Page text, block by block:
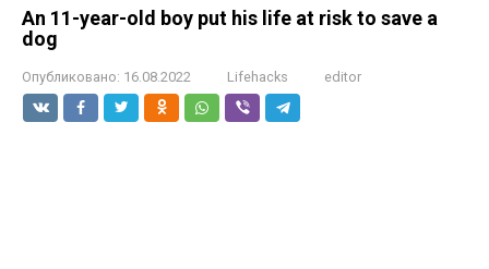
An 11-year-old boy put his life at risk to save a
dog
Опубликовано: 16.08.2022 Lifehacks editor